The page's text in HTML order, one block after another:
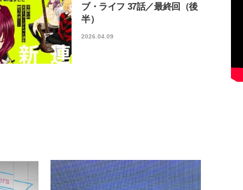
ブ・ライフ 37話／最終回（後
半）
2026.04.09